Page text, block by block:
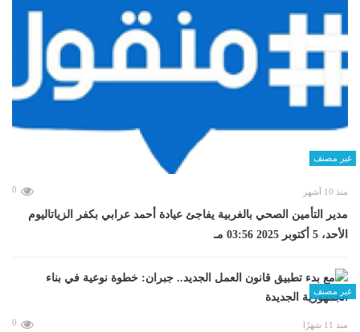
غير مصنف
منذ 10 أشهر 0
مدير التأمين الصحي بالغربية يفاجئ عيادة أحمد عرابي بكفر الزياتاليوم
الأحد، 5 أكتوبر 2025 03:56 مـ
غير مصنف
منذ 11 شهرًا 0